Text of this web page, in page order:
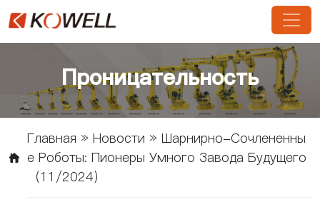
Проницательность
Главная » Новости » Шарнирно-Сочлененны
Е Роботы: Пионеры Умного Завода Будущего
（11/2024）